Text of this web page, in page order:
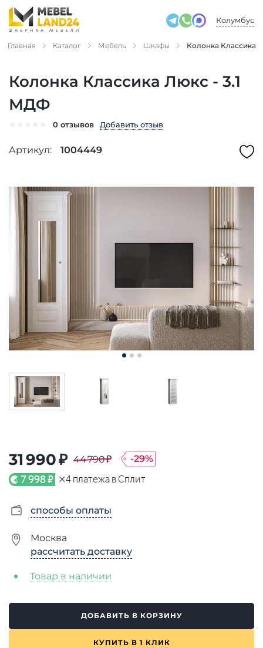
Колумбус
Главная Каталог Мебель Шкафы Колонка Классика
Колонка Классика Люкс - 3.1
МДФ
0 отзывов Добавить отзыв
Артикул: 1004449
31 990 ₽ 44 790 ₽ -29%
7 998 ₽ ×4 платежа в Сплит
способы оплаты
Москва
рассчитать доставку
Товар в наличии
ДОБАВИТЬ В КОРЗИНУ
КУПИТЬ В 1 КЛИК